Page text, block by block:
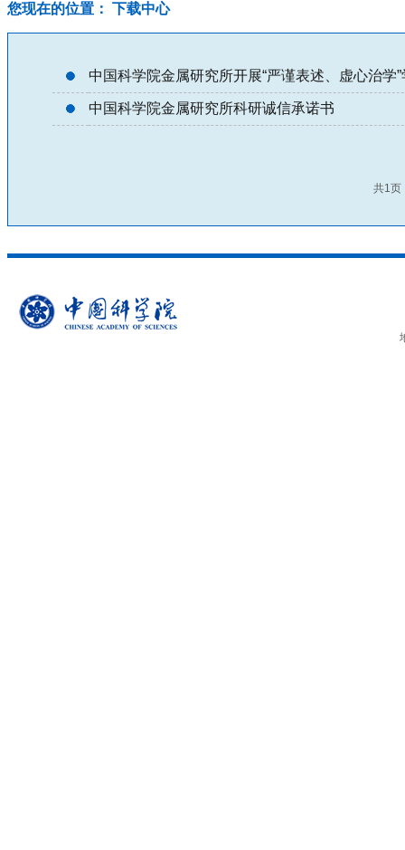
您现在的位置： 下载中心
中国科学院金属研究所开展“严谨表述、虚心治学
中国科学院金属研究所科研诚信承诺书
共1